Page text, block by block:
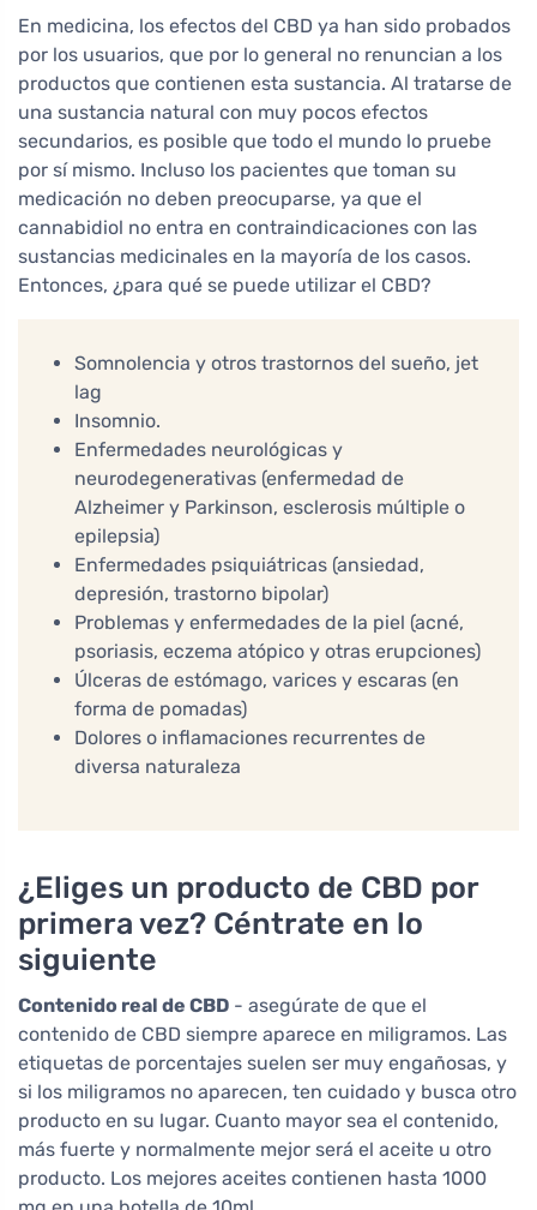
En medicina, los efectos del CBD ya han sido probados
por los usuarios, que por lo general no renuncian a los
productos que contienen esta sustancia. Al tratarse de
una sustancia natural con muy pocos efectos
secundarios, es posible que todo el mundo lo pruebe
por sí mismo. Incluso los pacientes que toman su
medicación no deben preocuparse, ya que el
cannabidiol no entra en contraindicaciones con las
sustancias medicinales en la mayoría de los casos.
Entonces, ¿para qué se puede utilizar el CBD?
Somnolencia y otros trastornos del sueño, jet
lag
Insomnio.
Enfermedades neurológicas y
neurodegenerativas (enfermedad de
Alzheimer y Parkinson, esclerosis múltiple o
epilepsia)
Enfermedades psiquiátricas (ansiedad,
depresión, trastorno bipolar)
Problemas y enfermedades de la piel (acné,
psoriasis, eczema atópico y otras erupciones)
Úlceras de estómago, varices y escaras (en
forma de pomadas)
Dolores o inflamaciones recurrentes de
diversa naturaleza
¿Eliges un producto de CBD por
primera vez? Céntrate en lo
siguiente
Contenido real de CBD - asegúrate de que el
contenido de CBD siempre aparece en miligramos. Las
etiquetas de porcentajes suelen ser muy engañosas, y
si los miligramos no aparecen, ten cuidado y busca otro
producto en su lugar. Cuanto mayor sea el contenido,
más fuerte y normalmente mejor será el aceite u otro
producto. Los mejores aceites contienen hasta 1000